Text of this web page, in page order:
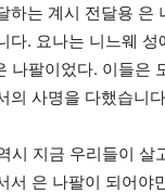
는 계시 전달용 은
. 요나는 니느웨
나팔이었다. 이들은
의 사명을 다했습니
지금 우리들이 살
은 나팔이 되어야